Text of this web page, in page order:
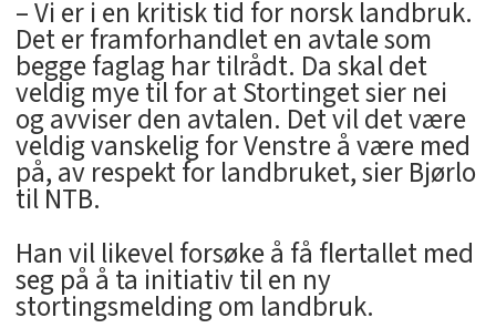
– Vi er i en kritisk tid for norsk landbruk.
Det er framforhandlet en avtale som
begge faglag har tilrådt. Da skal det
veldig mye til for at Stortinget sier nei
og avviser den avtalen. Det vil det være
veldig vanskelig for Venstre å være med
på, av respekt for landbruket, sier Bjørlo
til NTB.
Han vil likevel forsøke å få flertallet med
seg på å ta initiativ til en ny
stortingsmelding om landbruk.